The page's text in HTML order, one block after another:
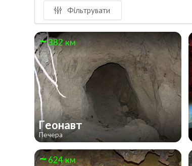
Фільтрувати
382 км
Геонавт
Печера
624 км